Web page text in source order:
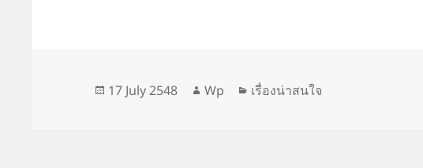
Posted
17 July 2548 Author
Wp Categories
เรื่องน่าสนใจ